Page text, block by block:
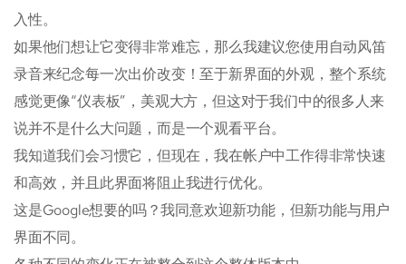
入性。
如果他们想让它变得非常难忘，那么我建议您使用自动风笛
录音来纪念每一次出价改变！至于新界面的外观，整个系统
感觉更像“仪表板”，美观大方，但这对于我们中的很多人来
说并不是什么大问题，而是一个观看平台。
我知道我们会习惯它，但现在，我在帐户中工作得非常快速
和高效，并且此界面将阻止我进行优化。
这是Google想要的吗？我同意欢迎新功能，但新功能与用户
界面不同。